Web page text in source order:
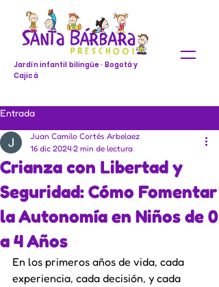
Jardín infantil bilingüe · Bogotá y
Cajicá
Entrada
Crianza con Libertad y
Seguridad: Cómo Fomentar
la Autonomía en Niños de 0
a 4 Años
Juan Camilo Cortés Arbelaez
16 dic 2024 2 min de lectura
En los primeros años de vida, cada
experiencia, cada decisión, y cada